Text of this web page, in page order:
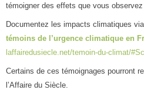
témoigner des effets que vous
Documentez les impacts climatiques
témoins de l’urgence climatique en
laffairedusiecle.net/temoin-du-climat/
Certains de ces témoignages pourront
l’Affaire du Siècle.